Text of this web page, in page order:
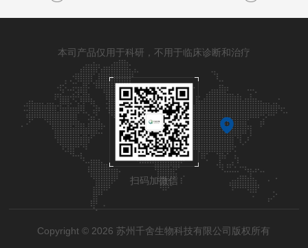
本司产品仅用于科研，不用于临床诊断和治疗
扫码加微信
Copyright © 2026 苏州千舍生物科技有限公司版权所有